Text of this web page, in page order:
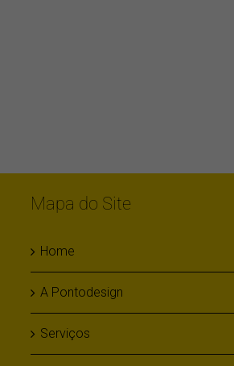
Mapa do Site
Home
A Pontodesign
Serviços